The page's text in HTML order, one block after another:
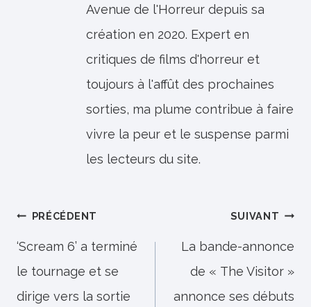
Avenue de l'Horreur depuis sa
création en 2020. Expert en
critiques de films d'horreur et
toujours à l'affût des prochaines
sorties, ma plume contribue à faire
vivre la peur et le suspense parmi
les lecteurs du site.
Navigation
de
l’article
PRÉCÉDENT
‘Scream 6’ a terminé
le tournage et se
dirige vers la sortie
SUIVANT
La bande-annonce
de « The Visitor »
annonce ses débuts